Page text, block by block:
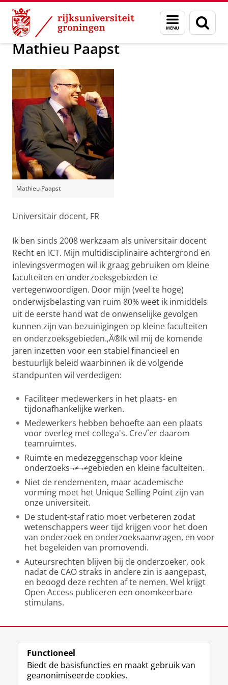
Skip
Content
Skip
Navigation
Menu
en
zoeken
Personeelsfractie voor de
Mathieu Paapst
Mathieu Paapst
Universitair docent, FR
Ik ben sinds 2008 werkzaam als universitair docent
Recht en ICT. Mijn multidisciplinaire achtergrond en
inlevingsvermogen wil ik graag gebruiken om kleine
faculteiten en onderzoeksgebieden te
vertegenwoordigen. Door mijn (veel te hoge)
onderwijsbelasting van ruim 80% weet ik inmiddels
uit de eerste hand wat de onwenselijke gevolgen
kunnen zijn van bezuinigingen op kleine faculteiten
en onderzoeksgebieden.‚Ä®Ik wil mij de komende
jaren inzetten voor een stabiel financieel en
bestuurlijk beleid waarbinnen ik de volgende
standpunten wil verdedigen:
Faciliteer medewerkers in het plaats- en
tijdonafhankelijke werken.
Medewerkers hebben behoefte aan een plaats
voor overleg met collega's. Cre√´er daarom
teamruimtes.
Ruimte en medezeggenschap voor kleine
onderzoeks¬≠¬≠gebieden en kleine faculteiten.
Niet de rendementen, maar academische
vorming moet het Unique Selling Point zijn van
onze universiteit.
De student-staf ratio moet verbeteren zodat
wetenschappers weer tijd krijgen voor het doen
van onderzoek en onderzoeksaanvragen, en voor
het begeleiden van promovendi.
Auteursrechten blijven bij de onderzoeker, ook
nadat de CAO straks in andere zin is aangepast,
en beoogd deze rechten af te nemen. Wel krijgt
Open Access publiceren een onomkeerbare
stimulans.
View this page in:English
Functioneel
Biedt de basisfuncties en maakt gebruik van
geanonimiseerde cookies.